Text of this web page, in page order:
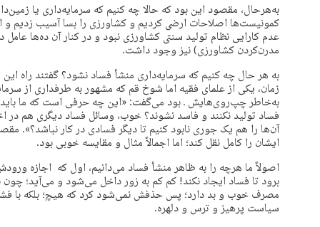
به‌هرحال، مقصود این بود که حالا چه کنیم که سرمایه‌داری یا
کمونیست‌ها اصلاحات ارضی کردیم و کشاورزی را بسا آسیب زدیم و
عدم کارایی نظام تولید سنتی کشاورزی نبود و در کنار آن ده‌ها
مدرن‌کردن کشاورزی) نیز وجود داشت.
به هر حال چه کنیم که سرمایه‌داری منشأ فساد نشود؟ گفتند راه
زمان، یکی از علمای فقیه اما شوخ قم که مشهور به طرفداری از
به‌خاطر چپ‌روی‌هایش ـ بود می‌گفت: «این چه حرفی است که ما باید
فساد تولید نکنند و فاسد نشوند؟ خوب، وسائل فساد دیگری هم در
آن‌ها را هم یک جوری نابود کنیم تا دیگر فسادی در کار نباشد؟».
ایشان را کامل نقل کند؛ اما اجمالاً مثال و مقایسه خوبی بود.
اصولاً ما هرچه را به ظاهر منشأ فساد می‌دانیم، اول که اجازه
برود تا فساد ایجاد نکند! کم کم به زور داخل می‌شود و می‌آید؛
مصرف خوب و بد دارد؛ پس حذفش نمی‌شود کرد که هیچ؛ بلکه با
سیاست پرهیز و ترس و دلهره.